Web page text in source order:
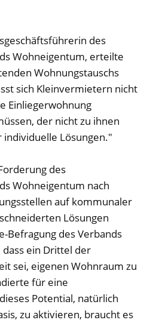
des
Wohneigentum, erteilte
Wohnungstauschs
sich Kleinvermietern nicht
Einliegerwohnung
der nicht zu ihnen
Lösungen."
des
Wohneigentum nach
auf kommunaler
Lösungen
Befragung des Verbands
ein Drittel der
sei, eigenen Wohnraum zu
für eine
Potential, natürlich
zu aktivieren, braucht es